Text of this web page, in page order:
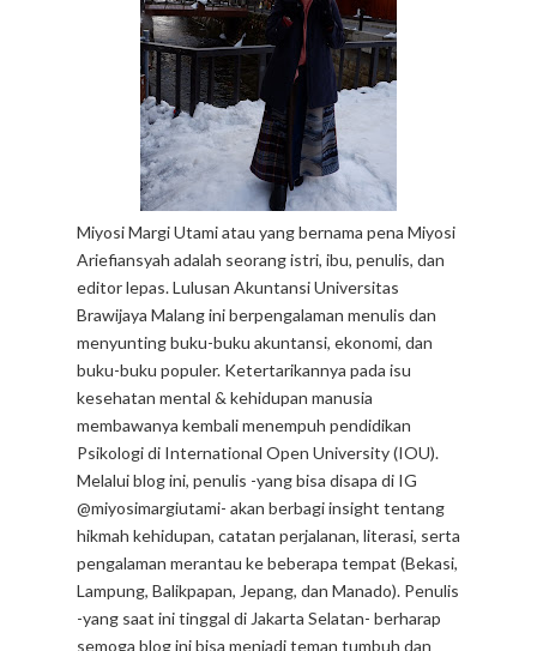
Miyosi Margi Utami atau yang bernama pena Miyosi
Ariefiansyah adalah seorang istri, ibu, penulis, dan
editor lepas. Lulusan Akuntansi Universitas
Brawijaya Malang ini berpengalaman menulis dan
menyunting buku-buku akuntansi, ekonomi, dan
buku-buku populer. Ketertarikannya pada isu
kesehatan mental & kehidupan manusia
membawanya kembali menempuh pendidikan
Psikologi di International Open University (IOU).
Melalui blog ini, penulis -yang bisa disapa di IG
@miyosimargiutami- akan berbagi insight tentang
hikmah kehidupan, catatan perjalanan, literasi, serta
pengalaman merantau ke beberapa tempat (Bekasi,
Lampung, Balikpapan, Jepang, dan Manado). Penulis
-yang saat ini tinggal di Jakarta Selatan- berharap
semoga blog ini bisa menjadi teman tumbuh dan